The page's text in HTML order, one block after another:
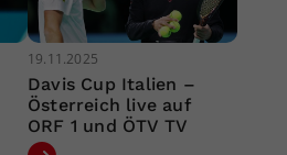
19.11.2025
Davis Cup Italien –
Österreich live auf
ORF 1 und ÖTV TV